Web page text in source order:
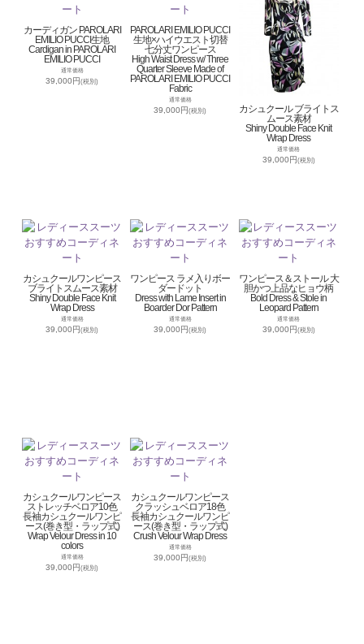
カーディガン PAROLARI
EMILIO PUCCI生地
Cardigan in PAROLARI
EMILIO PUCCI
通常価格
39,000円(税別)
PAROLARI EMILIO PUCCI
生地×ハイウエスト切替
七分丈ワンピース
High Waist Dress w/ Three
Quarter Sleeve Made of
PAROLARI EMILIO PUCCI
Fabric
通常価格
39,000円(税別)
カシュクール ブライトス
ムース素材
Shiny Double Face Knit
Wrap Dress
通常価格
39,000円(税別)
カシュクールワンピース
ブライトスムース素材
Shiny Double Face Knit
Wrap Dress
通常価格
39,000円(税別)
ワンピース ラメ入りボー
ダードット
Dress with Lame Insert in
Boarder Dor Pattern
通常価格
39,000円(税別)
ワンピース＆ストール 大
胆かつ上品なヒョウ柄
Bold Dress & Stole in
Leopard Pattern
通常価格
39,000円(税別)
カシュクールワンピース
ストレッチベロア10色
長袖カシュクールワンピ
ース(巻き型・ラップ式)
Wrap Velour Dress in 10
colors
通常価格
39,000円(税別)
カシュクールワンピース
クラッシュベロア18色
長袖カシュクールワンピ
ース(巻き型・ラップ式)
Crush Velour Wrap Dress
通常価格
39,000円(税別)